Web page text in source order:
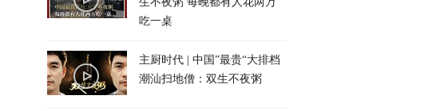
吃一桌
主厨时代 | 中国”最贵“大排档
潮汕扫地僧：双生不夜粥